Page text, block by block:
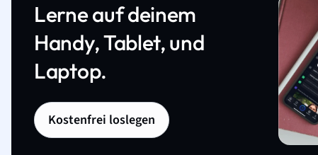
Lerne auf deinem
Handy, Tablet, und
Laptop.
Kostenfrei loslegen